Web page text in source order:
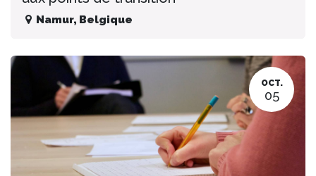
Namur, Belgique
OCT.
05